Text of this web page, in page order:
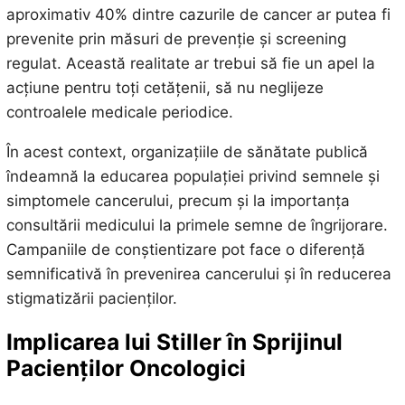
aproximativ 40% dintre cazurile de cancer ar putea fi
prevenite prin măsuri de prevenție și screening
regulat. Această realitate ar trebui să fie un apel la
acțiune pentru toți cetățenii, să nu neglijeze
controalele medicale periodice.
În acest context, organizațiile de sănătate publică
îndeamnă la educarea populației privind semnele și
simptomele cancerului, precum și la importanța
consultării medicului la primele semne de îngrijorare.
Campaniile de conștientizare pot face o diferență
semnificativă în prevenirea cancerului și în reducerea
stigmatizării pacienților.
Implicarea lui Stiller în Sprijinul
Pacienților Oncologici